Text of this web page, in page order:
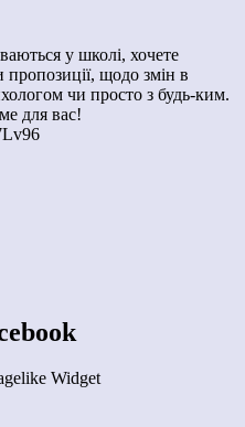
у школі, хочете
щодо змін в
чи просто з будь-ким.
для вас!